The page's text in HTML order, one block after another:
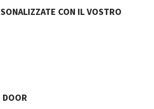
CON IL VOSTRO
DOOR